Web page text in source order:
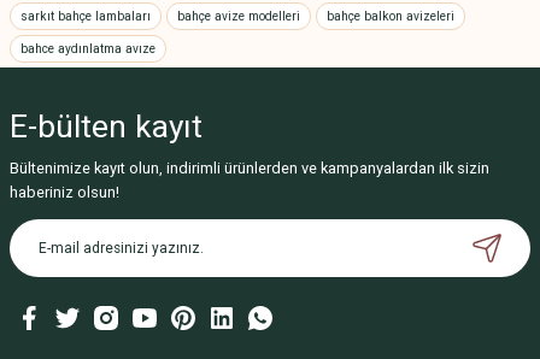
Ürün bilgilerinde hatalar bulunuyor.
Ürün fiyatı diğer sitelerden daha pahalı.
Güvenilir ve profesyonel
firma
Aldığım malzemelerin
tamamından memnunum
kaliteli ve fiyatları uygun
K... E... | 18/11/2024
Kaliteli verimli guzel bir ürün
sarkıt bahçe lambaları bahçe avize modelleri bahçe balkon avizeleri
bahce aydınlatma avıze
E-bülten kayıt
Bültenimize kayıt olun, indirimli ürünlerden ve kampanyalardan ilk sizin
haberiniz olsun!